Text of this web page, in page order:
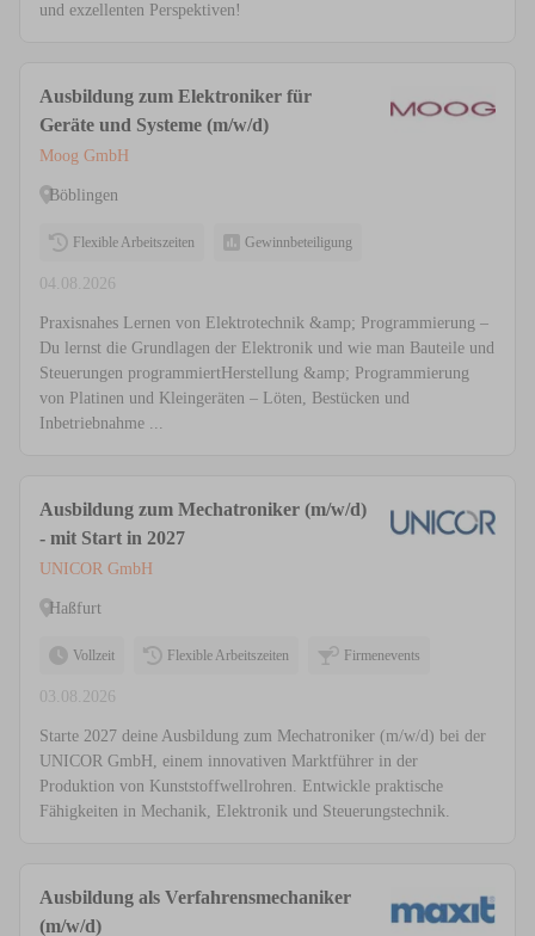
und exzellenten Perspektiven!
Ausbildung zum Elektroniker für
Geräte und Systeme (m/w/d)
Moog GmbH
Böblingen
Flexible Arbeitszeiten Gewinnbeteiligung
04.08.2026
Praxisnahes Lernen von Elektrotechnik &amp; Programmierung –
Du lernst die Grundlagen der Elektronik und wie man Bauteile und
Steuerungen programmiertHerstellung &amp; Programmierung
von Platinen und Kleingeräten – Löten, Bestücken und
Inbetriebnahme ...
Ausbildung zum Mechatroniker (m/w/d)
- mit Start in 2027
UNICOR GmbH
Haßfurt
Vollzeit Flexible Arbeitszeiten Firmenevents
03.08.2026
Starte 2027 deine Ausbildung zum Mechatroniker (m/w/d) bei der
UNICOR GmbH, einem innovativen Marktführer in der
Produktion von Kunststoffwellrohren. Entwickle praktische
Fähigkeiten in Mechanik, Elektronik und Steuerungstechnik.
Ausbildung als Verfahrensmechaniker
(m/w/d)